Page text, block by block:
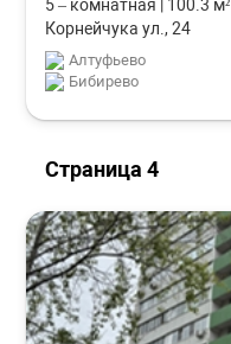
5 – комнатная 100.3 м²
Корнейчука ул., 24
Алтуфьево
Бибирево
Страница 4